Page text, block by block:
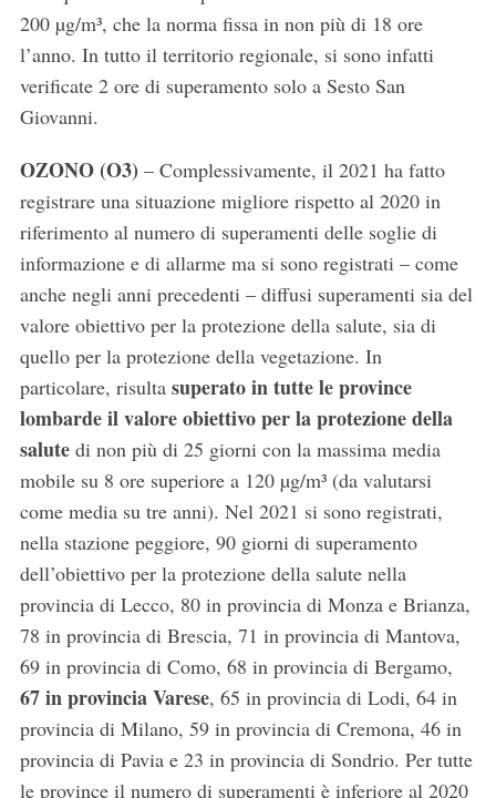
200 µg/m³, che la norma fissa in non più di 18 ore
l’anno. In tutto il territorio regionale, si sono infatti
verificate 2 ore di superamento solo a Sesto San
Giovanni.
OZONO (O3) – Complessivamente, il 2021 ha fatto
registrare una situazione migliore rispetto al 2020 in
riferimento al numero di superamenti delle soglie di
informazione e di allarme ma si sono registrati – come
anche negli anni precedenti – diffusi superamenti sia del
valore obiettivo per la protezione della salute, sia di
quello per la protezione della vegetazione. In
particolare, risulta superato in tutte le province
lombarde il valore obiettivo per la protezione della
salutedi non più di 25 giorni con la massima media
mobile su 8 ore superiore a 120 µg/m³ (da valutarsi
come media su tre anni). Nel 2021 si sono registrati,
nella stazione peggiore, 90 giorni di superamento
dell’obiettivo per la protezione della salute nella
provincia di Lecco, 80 in provincia di Monza e Brianza,
78 in provincia di Brescia, 71 in provincia di Mantova,
69 in provincia di Como, 68 in provincia di Bergamo,
67 in provincia Varese, 65 in provincia di Lodi, 64 in
provincia di Milano, 59 in provincia di Cremona, 46 in
provincia di Pavia e 23 in provincia di Sondrio. Per tutte
le province il numero di superamenti è inferiore al 2020